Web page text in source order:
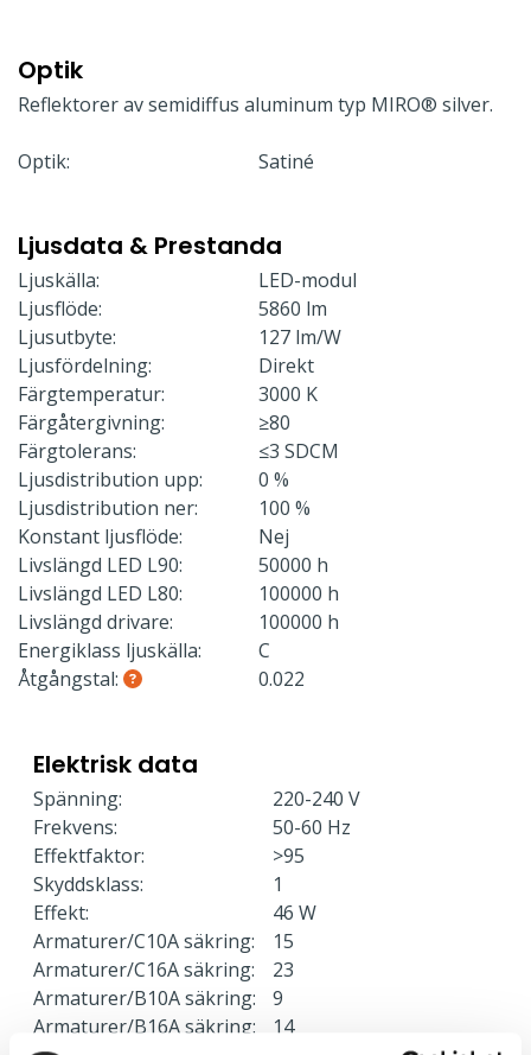
Optik
Reflektorer av semidiffus aluminum typ MIRO® silver.
Optik: Satiné
Ljusdata & Prestanda
Ljuskälla:
LED-modul
Ljusflöde:
5860 lm
Ljusutbyte:
127 lm/W
Ljusfördelning:
Direkt
Färgtemperatur:
3000 K
Färgåtergivning:
≥80
Färgtolerans:
≤3 SDCM
Ljusdistribution upp:
0 %
Ljusdistribution ner:
100 %
Konstant ljusflöde:
Nej
Livslängd LED L90:
50000 h
Livslängd LED L80:
100000 h
Livslängd drivare:
100000 h
Energiklass ljuskälla:
C
Åtgångstal:
0.022
Elektrisk data
Spänning:
220-240 V
Frekvens:
50-60 Hz
Effektfaktor:
>95
Skyddsklass:
1
Effekt:
46 W
Armaturer/C10A säkring:
15
Armaturer/C16A säkring:
23
Armaturer/B10A säkring:
9
Armaturer/B16A säkring:
14